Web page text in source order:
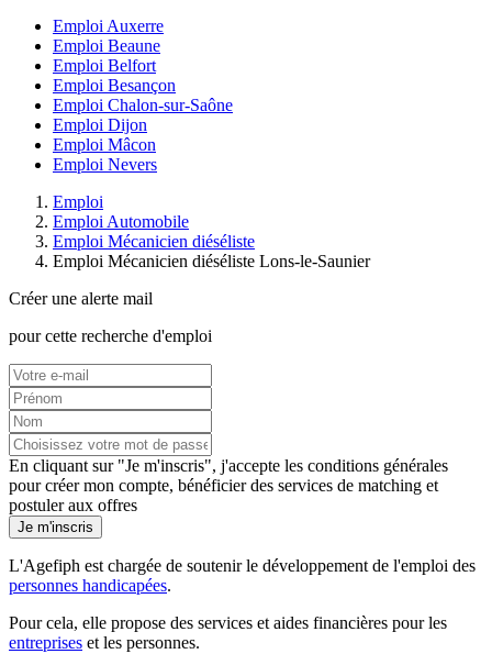
Emploi Auxerre
Emploi Beaune
Emploi Belfort
Emploi Besançon
Emploi Chalon-sur-Saône
Emploi Dijon
Emploi Mâcon
Emploi Nevers
Emploi
Emploi Automobile
Emploi Mécanicien diéséliste
Emploi Mécanicien diéséliste Lons-le-Saunier
Créer une alerte mail
pour cette recherche d'emploi
En cliquant sur "Je m'inscris", j'accepte les conditions générales
pour créer mon compte, bénéficier des services de matching et
postuler aux offres
Je m'inscris
L'Agefiph est chargée de soutenir le développement de l'emploi des
personnes handicapées.
Pour cela, elle propose des services et aides financières pour les
entreprises et les personnes.